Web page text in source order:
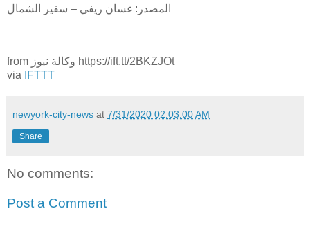
المصدر: غسان ريفي – سفير الشمال
from وكالة نيوز https://ift.tt/2BKZJOt
via
IFTTT
newyork-city-news at 7/31/2020 02:03:00 AM
Share
No comments:
Post a Comment